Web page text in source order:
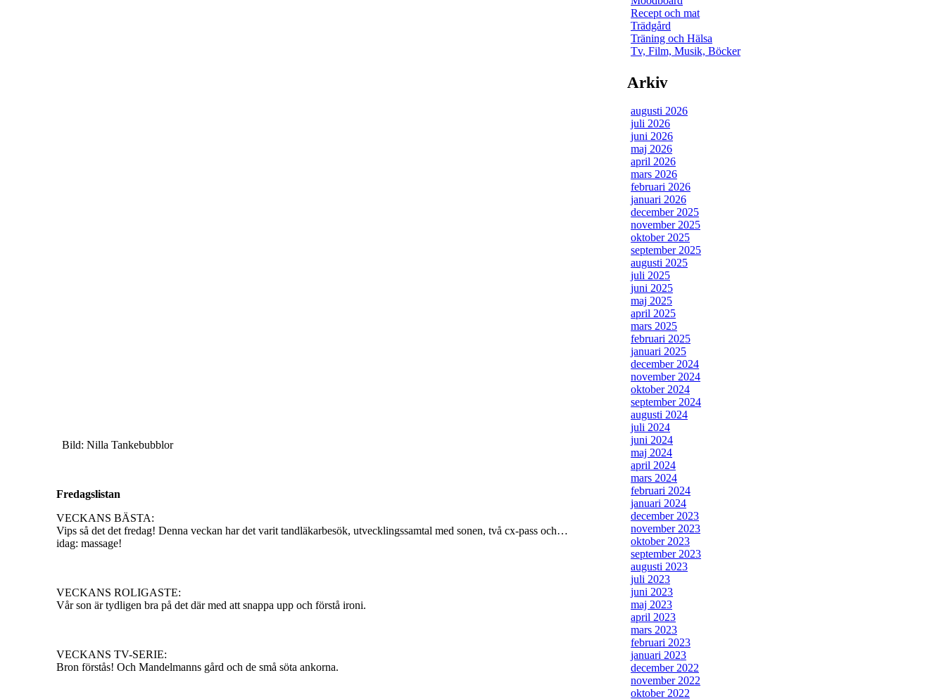
Bild: Nilla Tankebubblor
Fredagslistan
VECKANS BÄSTA:
Vips så det det fredag! Denna veckan har det varit tandläkarbesök, utvecklingssamtal med sonen, två cx-pass och…
idag: massage!
VECKANS ROLIGASTE:
Vår son är tydligen bra på det där med att snappa upp och förstå ironi.
VECKANS TV-SERIE:
Bron förstås! Och Mandelmanns gård och de små söta ankorna.
Recept och mat
Trädgård
Träning och Hälsa
Tv, Film, Musik, Böcker
Arkiv
augusti 2026
juli 2026
juni 2026
maj 2026
april 2026
mars 2026
februari 2026
januari 2026
december 2025
november 2025
oktober 2025
september 2025
augusti 2025
juli 2025
juni 2025
maj 2025
april 2025
mars 2025
februari 2025
januari 2025
december 2024
november 2024
oktober 2024
september 2024
augusti 2024
juli 2024
juni 2024
maj 2024
april 2024
mars 2024
februari 2024
januari 2024
december 2023
november 2023
oktober 2023
september 2023
augusti 2023
juli 2023
juni 2023
maj 2023
april 2023
mars 2023
februari 2023
januari 2023
december 2022
november 2022
oktober 2022